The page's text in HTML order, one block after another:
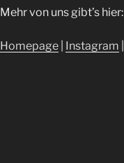
Mehr von uns gibt’s hier:
⁠⁠⁠⁠⁠⁠⁠⁠⁠⁠⁠⁠⁠⁠⁠⁠⁠⁠⁠⁠⁠Homepage⁠⁠⁠⁠⁠⁠⁠⁠⁠⁠⁠⁠⁠⁠⁠⁠⁠⁠⁠⁠⁠⁠⁠ ⁠⁠⁠⁠⁠⁠⁠⁠⁠⁠⁠⁠⁠⁠⁠⁠⁠⁠⁠⁠⁠⁠⁠Instagram⁠⁠⁠⁠⁠⁠⁠⁠⁠⁠⁠⁠⁠⁠⁠⁠⁠⁠⁠⁠⁠⁠⁠